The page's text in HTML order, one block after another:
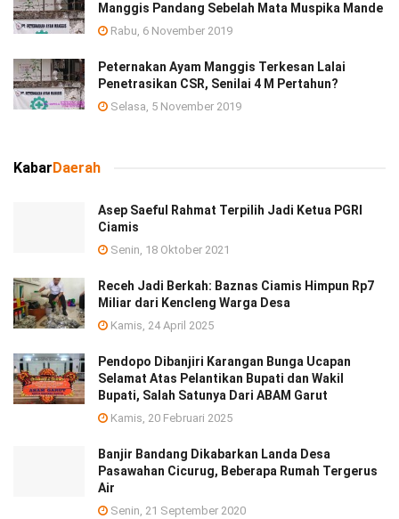
Manggis Pandang Sebelah Mata Muspika Mande
Rabu, 6 November 2019
Peternakan Ayam Manggis Terkesan Lalai
Penetrasikan CSR, Senilai 4 M Pertahun?
Selasa, 5 November 2019
KabarDaerah
Asep Saeful Rahmat Terpilih Jadi Ketua PGRI
Ciamis
Senin, 18 Oktober 2021
Receh Jadi Berkah: Baznas Ciamis Himpun Rp7
Miliar dari Kencleng Warga Desa
Kamis, 24 April 2025
Pendopo Dibanjiri Karangan Bunga Ucapan
Selamat Atas Pelantikan Bupati dan Wakil
Bupati, Salah Satunya Dari ABAM Garut
Kamis, 20 Februari 2025
Banjir Bandang Dikabarkan Landa Desa
Pasawahan Cicurug, Beberapa Rumah Tergerus
Air
Senin, 21 September 2020